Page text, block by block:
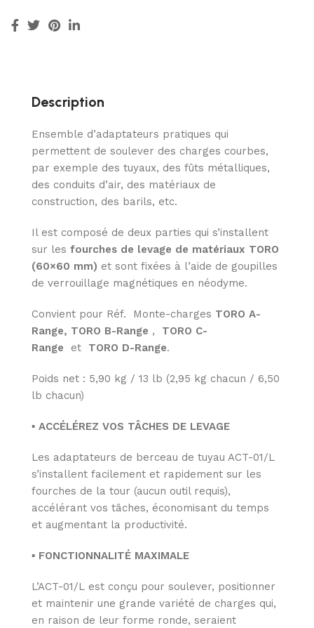
Description
Ensemble d’adaptateurs pratiques qui
permettent de soulever des charges courbes,
par exemple des tuyaux, des fûts métalliques,
des conduits d’air, des matériaux de
construction, des barils, etc.
Il est composé de deux parties qui s’installent
sur les fourches de levage de matériaux TORO
(60×60 mm) et sont fixées à l’aide de goupilles
de verrouillage magnétiques en néodyme.
Convient pour Réf. Monte-charges TORO A-
Range, TORO B-Range , TORO C-
Range et TORO D-Range.
Poids net : 5,90 kg / 13 lb (2,95 kg chacun / 6,50
lb chacun)
▪ ACCÉLÉREZ VOS TÂCHES DE LEVAGE
Les adaptateurs de berceau de tuyau ACT-01/L
s’installent facilement et rapidement sur les
fourches de la tour (aucun outil requis),
accélérant vos tâches, économisant du temps
et augmentant la productivité.
▪ FONCTIONNALITÉ MAXIMALE
L’ACT-01/L est conçu pour soulever, positionner
et maintenir une grande variété de charges qui,
en raison de leur forme ronde, seraient